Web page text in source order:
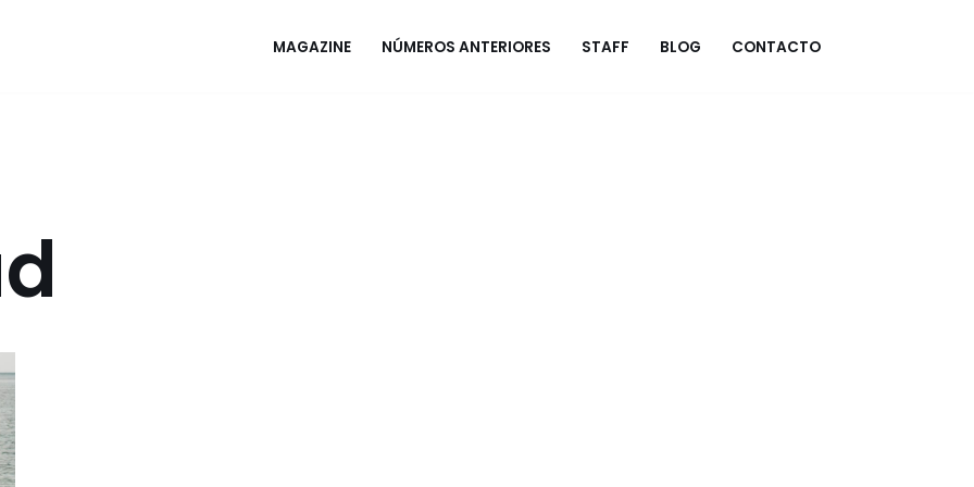
MAGAZINE NÚMEROS ANTERIORES STAFF BLOG CONTACTO